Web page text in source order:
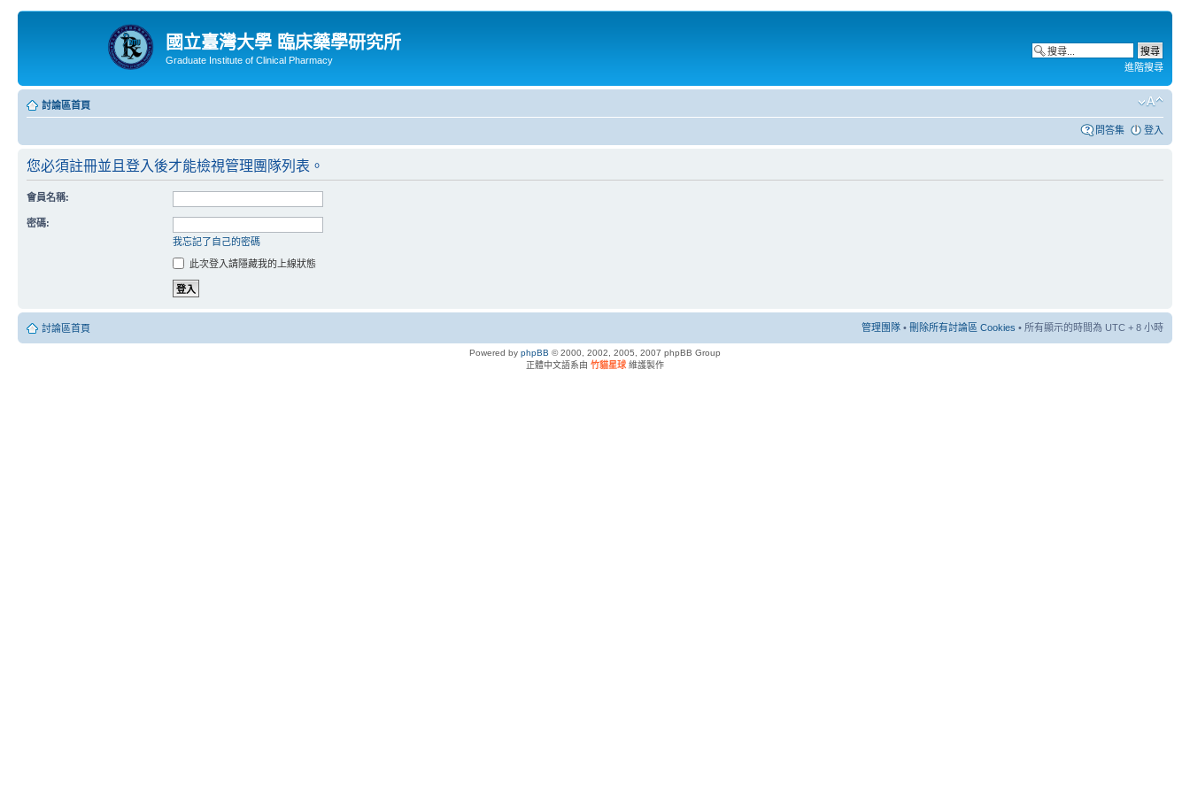
國立臺灣大學 臨床藥學研究所
Graduate Institute of Clinical Pharmacy
進階搜尋
討論區首頁
問答集 登入
您必須註冊並且登入後才能檢視管理團隊列表。
會員名稱:
密碼:
我忘記了自己的密碼
此次登入請隱藏我的上線狀態
討論區首頁 管理團隊 • 刪除所有討論區 Cookies • 所有顯示的時間為 UTC + 8 小時
Powered by phpBB © 2000, 2002, 2005, 2007 phpBB Group
正體中文語系由 竹貓星球 維護製作